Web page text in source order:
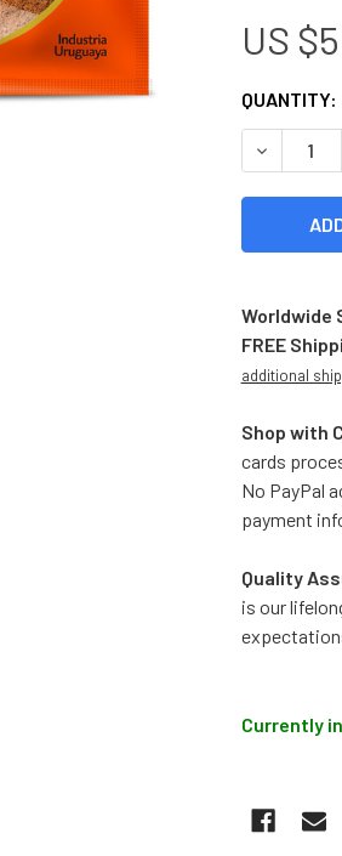
US
CURRENT
STOCK:
QUANTITY:
Worldwide
FREE
additional
Shop with
cards
No PayPal
payment
Quality
is our
Currently